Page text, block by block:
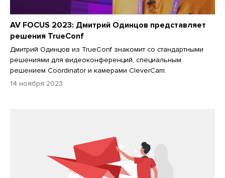
AV FOCUS 2023: Дмитрий Одинцов представляет
решения TrueConf
Дмитрий Одинцов из TrueConf знакомит со стандартными
решениями для видеоконференций, специальным
решением Coordinator и камерами CleverCam.
14 ноября 2023